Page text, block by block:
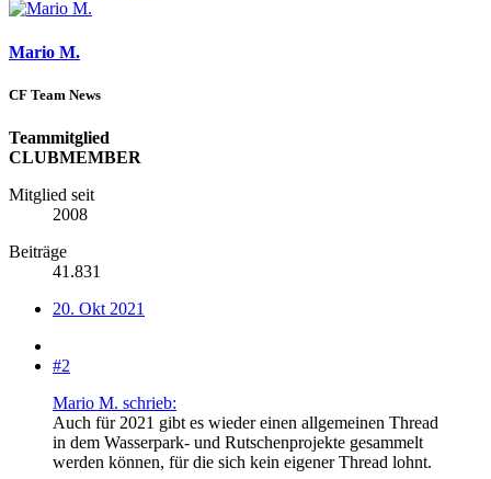
Mario M.
CF Team News
Teammitglied
CLUBMEMBER
Mitglied seit
2008
Beiträge
41.831
20. Okt 2021
#2
Mario M. schrieb:
Auch für 2021 gibt es wieder einen allgemeinen Thread
in dem Wasserpark- und Rutschenprojekte gesammelt
werden können, für die sich kein eigener Thread lohnt.